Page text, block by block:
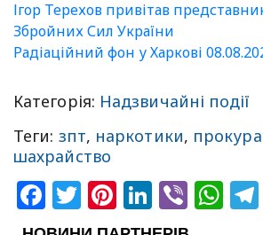
Ігор Терехов привітав
Збройних Сил України
Радіаційний фон у Харкові
Категорія: Надзвичайні події
Теги: зпт, наркотики,
шахрайство
Facebook
Twitter
Pinterest
Viber